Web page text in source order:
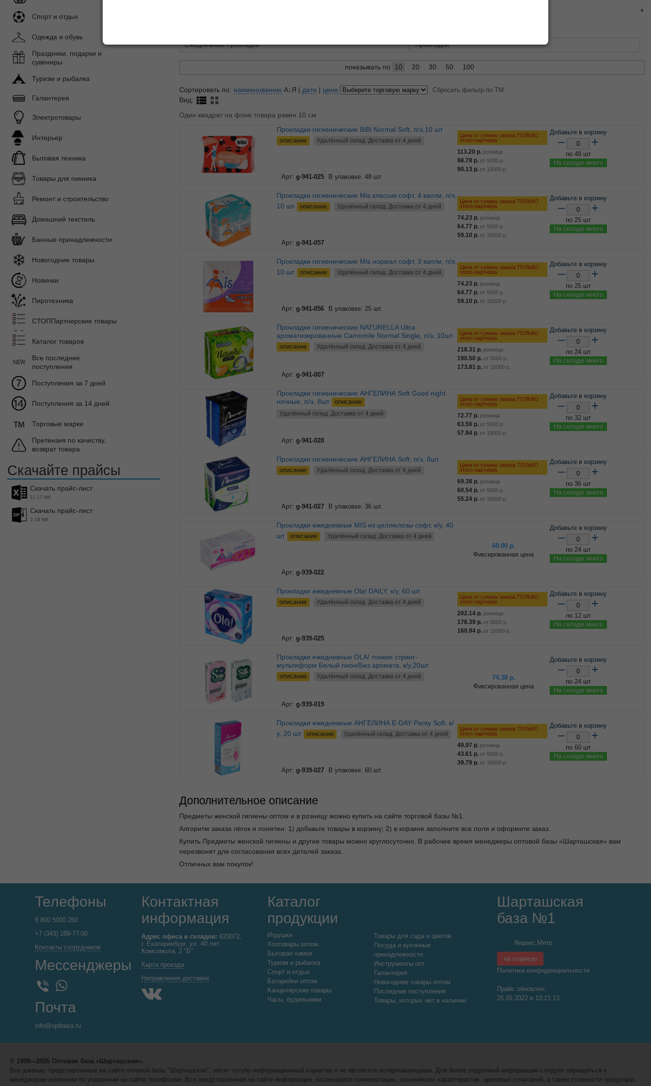
Ежедневные прокладки Прокладки
показывать по 10 20 30 50 100
Сортировать по: наименованию А↓Я | дате | цене Сбросить фильтр по ТМ
Вид:
Один квадрат на фоне товара равен 10 см
Прокладки гигиенические BiBi Normal Soft, п/э,10 шт
описание Удалённый склад. Доставка от 4 дней
Арт: g-941-025 В упаковке: 48 шт.
Цена от суммы заказа ТОЛЬКО
этого партнёра
113.20 р. розница
98.78 р. от 5000 р.
90.13 р. от 15000 р.
Добавьте в корзину
– +
по 48 шт
На складе много
Прокладки гигиенические Mis классик софт, 4 капли, п/э,
10 шт
описание Удалённый склад. Доставка от 4 дней
Арт: g-941-057
Цена от суммы заказа ТОЛЬКО
этого партнёра
74.23 р. розница
64.77 р. от 5000 р.
59.10 р. от 15000 р.
Добавьте в корзину
– +
по 25 шт
На складе много
Прокладки гигиенические Mis нормал софт, 3 капли, п/э,
10 шт
описание Удалённый склад. Доставка от 4 дней
Арт: g-941-056 В упаковке: 25 шт.
Цена от суммы заказа ТОЛЬКО
этого партнёра
74.23 р. розница
64.77 р. от 5000 р.
59.10 р. от 15000 р.
Добавьте в корзину
– +
по 25 шт
На складе много
Прокладки гигиенические NATURELLA Ultra
ароматизированные Camomile Normal Single, п/э, 10шт
описание Удалённый склад. Доставка от 4 дней
Арт: g-941-007
Цена от суммы заказа ТОЛЬКО
этого партнёра
218.31 р. розница
190.50 р. от 5000 р.
173.81 р. от 15000 р.
Добавьте в корзину
– +
по 24 шт
На складе много
Прокладки гигиенические АНГЕЛИНА Soft Good night
ночные, п/э, 8шт
описание
Удалённый склад. Доставка от 4 дней
Арт: g-941-028
Цена от суммы заказа ТОЛЬКО
этого партнёра
72.77 р. розница
63.50 р. от 5000 р.
57.94 р. от 15000 р.
Добавьте в корзину
– +
по 32 шт
На складе много
Прокладки гигиенические АНГЕЛИНА Soft, п/э, 8шт
описание Удалённый склад. Доставка от 4 дней
Арт: g-941-027 В упаковке: 36 шт.
Цена от суммы заказа ТОЛЬКО
этого партнёра
69.38 р. розница
60.54 р. от 5000 р.
55.24 р. от 15000 р.
Добавьте в корзину
– +
по 36 шт
На складе много
Прокладки ежедневные MIS из целлюлозы софт, к/у, 40
шт
описание Удалённый склад. Доставка от 4 дней
Арт: g-939-022
60.00р.
Фиксированная цена
Добавьте в корзину
– +
по 24 шт
На складе много
Прокладки ежедневные Ola! DAILY, к/у, 60 шт.
описание Удалённый склад. Доставка от 4 дней
Арт: g-939-025
Цена от суммы заказа ТОЛЬКО
этого партнёра
202.14 р. розница
176.39 р. от 5000 р.
160.94 р. от 15000 р.
Добавьте в корзину
– +
по 12 шт
На складе много
Прокладки ежедневные OLA! тонкие стринг-
мультиформ Белый пион/Без аромата, к/у,20шт
описание Удалённый склад. Доставка от 4 дней
Арт: g-939-019
74.38р.
Фиксированная цена
Добавьте в корзину
– +
по 24 шт
На складе много
Прокладки ежедневные АНГЕЛИНА E-DAY Panty Soft, к/
у, 20 шт
описание Удалённый склад. Доставка от 4 дней
Арт: g-939-027 В упаковке: 60 шт.
Цена от суммы заказа ТОЛЬКО
этого партнёра
49.97 р. розница
43.61 р. от 5000 р.
39.79 р. от 15000 р.
Добавьте в корзину
– +
по 60 шт
На складе много
Дополнительное описание
Предметы женской гигиены оптом и в розницу можно купить на сайте торговой базы №1.
Алгоритм заказа лёгок и понятен: 1) добавьте товары в корзину; 2) в корзине заполните все поля и оформите заказ.
Купить Предметы женской гигиены и другие товары можно круглосуточно. В рабочее время менеджеры оптовой базы «Шарташская» вам
перезвонят для согласования всех деталей заказа.
Отличных вам покупок!
Спорт и отдых
Одежда и обувь
Праздники, подарки и
сувениры
Туризм и рыбалка
Галантерея
Электротовары
Интерьер
Бытовая техника
Товары для пикника
Ремонт и строительство
Домашний текстиль
Банные принадлежности
Новогодние товары
Новинки
Пиротехника
СТОППартнерские товары
Каталог товаров
Все последние
поступления
Поступления за 7 дней
Поступления за 14 дней
Торговые марки
Претензия по качеству,
возврат товара
Скачайте прайсы
Скачать прайс-лист
11.17 Мб
Скачать прайс-лист
2.18 Мб
Телефоны
8 800 5000 260
+7 (343) 289-77-00
Контакты сотрудников
Мессенджеры
WhatsApp
Почта
info@optbaza.ru
Контактная
информация
Адрес офиса и складов: 620072,
г. Екатеринбург, ул. 40 лет
Комсомола, 2 "Б".
Карта проезда
Направления доставки
Каталог
продукции
Игрушки
Хозтовары оптом
Бытовая химия
Туризм и рыбалка
Спорт и отдых
Батарейки оптом
Канцелярские товары
Часы, будильники
Товары для сада и цветов
Посуда и кухонные
принадлежности
Инструменты опт
Галантерея
Новогодние товары оптом
Последние поступления
Товары, которых нет в наличии
Шарташская
база №1
на главную
Политика конфиденциальности
Прайс обновлен:
25.05.2022 в 13:21:13
© 1999—2026 Оптовая база «Шарташская».
Все данные, представленные на сайте оптовой базы "Шарташская", носят сугубо информационный характер и не являются исчерпывающими. Для более подробной информации следует обращаться к
менеджерам компании по указанным на сайте телефонам. Вся представленная на сайте информация, касающаяся комплектации, технических характеристик, цветовых сочетаний, а также стоимости продукции,